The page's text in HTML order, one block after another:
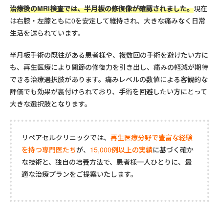
治療後のMRI検査では、半月板の修復像が確認されました。現在
は右膝・左膝ともに0を安定して維持され、大きな痛みなく日常
生活を送られています。
半月板手術の既往がある患者様や、複数回の手術を避けたい方に
も、再生医療により関節の修復力を引き出し、痛みの軽減が期待
できる治療選択肢があります。痛みレベルの数値による客観的な
評価でも効果が裏付けられており、手術を回避したい方にとって
大きな選択肢となります。
リペアセルクリニックでは、 再生医療分野で豊富な経験
を持つ専門医たちが、 15,000例以上の実績に基づく確か
な技術と、独自の培養方法で、患者様一人ひとりに、最
適な治療プランをご提案いたします。